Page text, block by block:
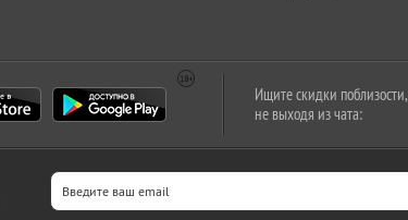
Ищите скидки поблизости,
не выходя из чата: